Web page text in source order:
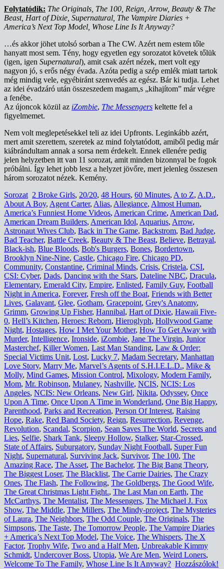
Folytatódik: The Originals, The 100, Reign, Arrow, Beauty & The
Beast, Hart of Dixie, Supernatural, The Vampire Diaries +
America’s Next Top Model, Whose Line Is It Anyway?
…és akkor jöhet utolsó sorban a The CW. Azért nem estem tőle
hanyatt most sem. Tény, hogy egyetlen egy sorozatot követek tőlük
(igen, igen Supernatural), amit csak azért nézek, mert volt egy
nagyon jó, s erős négy évada. Azóta pedig a szép emlék miatt tartok
még mindig vele, egyébiránt szenvedés az egész. Bár ki tudja. Lehet
az idei évadzáró után összeszedem magam,s „kihajítom” már végre
a fenébe.
Az újoncok közül az iZombie, The Messengers keltette fel a
figyelmemet.
Nem volt meglepetésekkel teli az idei Upfronts. Leginkább azért,
mert amit szerettem, szeretek az mind folytatódott, amiből pedig már
kiábrándultam annak a sorsa nem érdekelt. Ennek ellenére pedig
jelen helyzetben itt van 11 sorozat, amit minden bizonnyal be fogok
próbálni. Így lehet jobb lesz a helyzet jövőre, mert jelenleg összesen
három sorozatot nézek. Kemény.
Sorozat 2 Broke Girls, 20/20, 48 Hours, 60 Minutes, A to Z, A.D.,
About A Boy, Agent Carter, Alias, Allegiance, Almost Human,
America’s Funniest Home Videos, American Crime, American Dad,
American Dream Builders, American Idol, Aquarius, Arrow,
Astronaut Wives Club, Back in The Game, Backstrom, Bad Judge,
Bad Teacher, Battle Creek, Beauty & The Beast, Believe, Betrayal,
Black-ish, Blue Bloods, Bob's Burgers, Bones, Bordertown,
Brooklyn Nine-Nine, Castle, Chicago Fire, Chicago PD,
Community, Constantine, Criminal Minds, Crisis, Cristela, CSI,
CSI: Cyber, Dads, Dancing with the Stars, Dateline NBC, Dracula,
Elementary, Emerald City, Empire, Enlisted, Family Guy, Football
Night in America, Forever, Fresh off the Boat, Friends with Better
Lives, Galavant, Glee, Gotham, Gracepoint, Grey's Anatomy,
Grimm, Growing Up Fisher, Hannibal, Hart of Dixie, Hawaii Five-
0, Hell’s Kitchen, Heroes: Reborn, Hieroglyph, Hollywood Game
Night, Hostages, How I Met Your Mother, How To Get Away with
Murder, Intelligence, Ironside, iZombie, Jane The Virgin, Junior
Masterchef, Killer Women, Last Man Standing, Law & Order:
Special Victims Unit, Lost, Lucky 7, Madam Secretary, Manhattan
Love Story, Marry Me, Marvel’s Agents of S.H.I.E.L.D., Mike &
Molly, Mind Games, Mission Control, Mixology, Modern Family,
Mom, Mr. Robinson, Mulaney, Nashville, NCIS, NCIS: Los
Angeles, NCIS: New Orleans, New Girl, Nikita, Odyssey, Once
Upon A Time, Once Upon A Time in Wonderland, One Big Happy,
Parenthood, Parks and Recreation, Person Of Interest, Raising
Hope, Rake, Red Band Society, Reign, Resurrection, Revenge,
Revolution, Scandal, Scorpion, Sean Saves The World, Secrets and
Lies, Selfie, Shark Tank, Sleepy Hollow, Stalker, Star-Crossed,
State of Affairs, Suburgatory, Sunday Night Football, Super Fun
Night, Supernatural, Surviving Jack, Survivor, The 100, The
Amazing Race, The Asset, The Bachelor, The Big Bang Theory,
The Biggest Loser, The Blacklist, The Carrie Dairies, The Crazy
Ones, The Flash, The Following, The Goldbergs, The Good Wife,
The Great Christmas Light Fight., The Last Man on Earth, The
McCarthys, The Mentalist, The Messengers, The Michael J. Fox
Show, The Middle, The Millers, The Mindy-project, The Mysteries
of Laura, The Neighbors, The Odd Couple, The Originals, The
Simpsons, The Taste, The Tomorrow People, The Vampire Diaries
+ America’s Next Top Model, The Voice, The Whispers, The X
Factor, Trophy Wife, Two and a Half Men, Unbreakable Kimmy
Schmidt, Undercover Boss, Utopia, We Are Men, Weird Loners,
Welcome To The Family, Whose Line Is It Anyway? Hozzászólok!